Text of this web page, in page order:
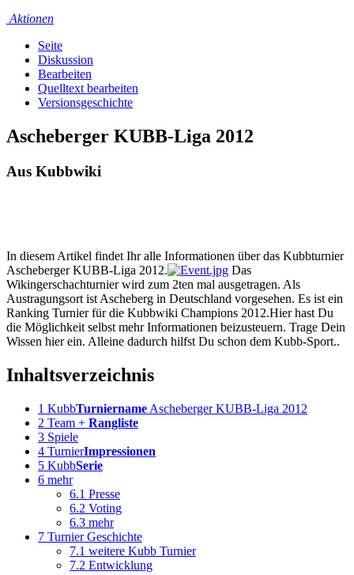
Aktionen
Seite
Diskussion
Bearbeiten
Quelltext bearbeiten
Versionsgeschichte
Ascheberger KUBB-Liga 2012
Aus Kubbwiki
In diesem Artikel findet Ihr alle Informationen über das Kubbturnier
Ascheberger KUBB-Liga 2012.
Das
Wikingerschachturnier wird zum 2ten mal ausgetragen. Als
Austragungsort ist Ascheberg in Deutschland vorgesehen. Es ist ein
Ranking Turnier für die Kubbwiki Champions 2012.Hier hast Du
die Möglichkeit selbst mehr Informationen beizusteuern. Trage Dein
Wissen hier ein. Alleine dadurch hilfst Du schon dem Kubb-Sport..
Inhaltsverzeichnis
1 KubbTurniername Ascheberger KUBB-Liga 2012
2 Team + Rangliste
3 Spiele
4 TurnierImpressionen
5 KubbSerie
6 mehr
6.1 Presse
6.2 Voting
6.3 mehr
7 Turnier Geschichte
7.1 weitere Kubb Turnier
7.2 Entwicklung